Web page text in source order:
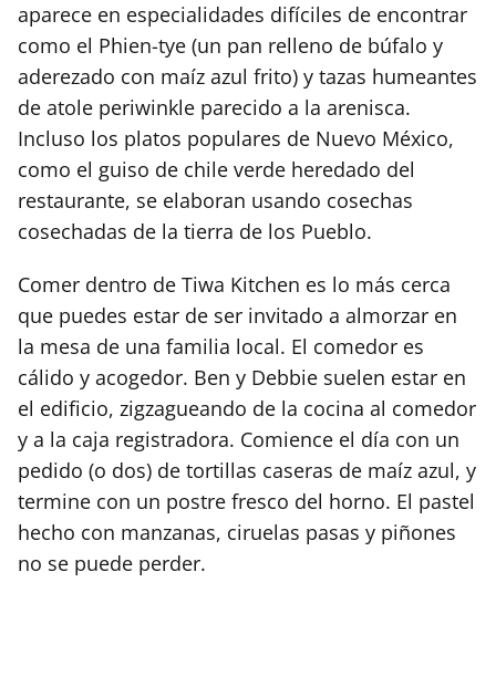
aparece en especialidades difíciles de encontrar
como el Phien-tye (un pan relleno de búfalo y
aderezado con maíz azul frito) y tazas humeantes
de atole periwinkle parecido a la arenisca.
Incluso los platos populares de Nuevo México,
como el guiso de chile verde heredado del
restaurante, se elaboran usando cosechas
cosechadas de la tierra de los Pueblo.
Comer dentro de Tiwa Kitchen es lo más cerca
que puedes estar de ser invitado a almorzar en
la mesa de una familia local. El comedor es
cálido y acogedor. Ben y Debbie suelen estar en
el edificio, zigzagueando de la cocina al comedor
y a la caja registradora. Comience el día con un
pedido (o dos) de tortillas caseras de maíz azul, y
termine con un postre fresco del horno. El pastel
hecho con manzanas, ciruelas pasas y piñones
no se puede perder.